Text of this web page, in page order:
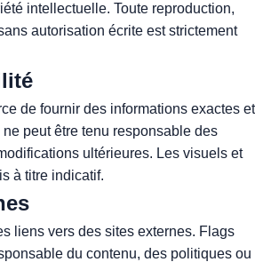
intellectuelle. Toute reproduction,
autorisation écrite est strictement
de fournir des informations exactes et
peut être tenu responsable des
ultérieures. Les visuels et
à titre indicatif.
liens vers des sites externes. Flags
du contenu, des politiques ou